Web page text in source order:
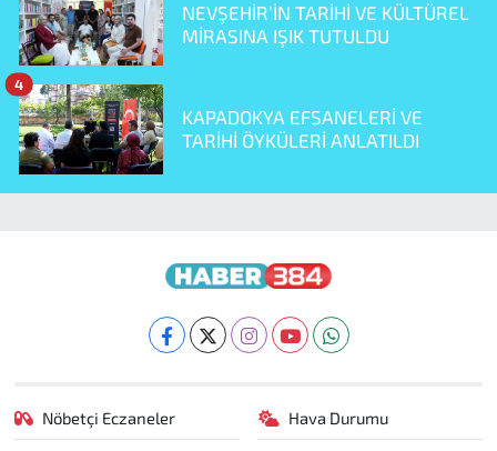
NEVŞEHİR’İN TARİHİ VE KÜLTÜREL
MİRASINA IŞIK TUTULDU
KAPADOKYA EFSANELERİ VE
TARİHİ ÖYKÜLERİ ANLATILDI
4
Nöbetçi Eczaneler Hava Durumu